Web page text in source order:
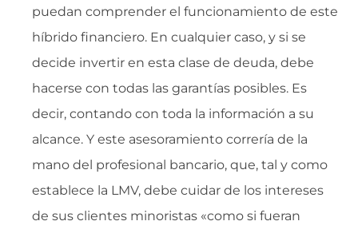
puedan comprender el funcionamiento de este
híbrido financiero. En cualquier caso, y si se
decide invertir en esta clase de deuda, debe
hacerse con todas las garantías posibles. Es
decir, contando con toda la información a su
alcance. Y este asesoramiento correría de la
mano del profesional bancario, que, tal y como
establece la LMV, debe cuidar de los intereses
de sus clientes minoristas «como si fueran